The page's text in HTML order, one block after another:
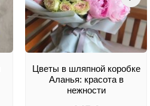
Цветы в шляпной коробке
Аланья: красота в
нежности